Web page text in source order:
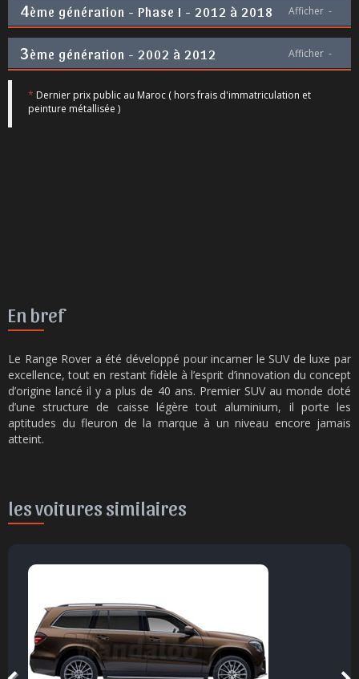
4ème génération - Phase I - 2012 à 2018 Afficher -
3ème génération - 2002 à 2012 Afficher -
* Dernier prix public au Maroc ( hors frais d'immatriculation et
peinture métallisée )
En bref
Le Range Rover a été développé pour incarner le SUV de luxe par
excellence, tout en restant fidèle à l’esprit d’innovation du concept
d’origine lancé il y a plus de 40 ans. Premier SUV au monde doté
d’une structure de caisse légère tout aluminium, il porte les
aptitudes du fleuron de la marque à un niveau encore jamais
atteint.
les voitures similaires